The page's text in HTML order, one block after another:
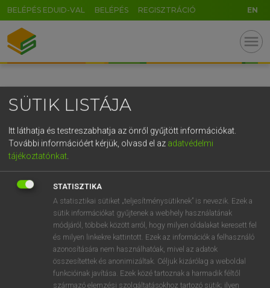
BELÉPÉS EDUID-VAL BELÉPÉS REGISZTRÁCIÓ EN
menu
SÜTIK LISTÁJA
Itt láthatja és testreszabhatja az önről gyűjtött információkat.
További információért kérjük, olvasd el az adatvédelmi
tájékoztatónkat
STATISZTIKA
A statisztikai sütiket „teljesítménysütiknek” is nevezik. Ezek a
sütik információkat gyűjtenek a webhely használatának
módjáról, többek között arról, hogy milyen oldalakat keresett fel
és milyen linkekre kattintott. Ezek az információk a felhasználó
azonosítására nem használhatóak, mivel az adatok
összesítettek és anonimizáltak. Céljuk kizárólag a weboldal
funkcióinak javítása. Ezek közé tartoznak a harmadik féltől
származó elemzési szolgáltatásokhoz tartozó sütik; ilyen
GR
5
g h k l
v b n m , . - AltGr